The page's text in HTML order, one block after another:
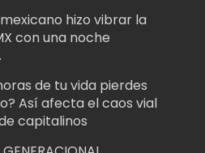
hizo vibrar la
con una noche
de tu vida pierdes
Así afecta el caos vial
capitalinos